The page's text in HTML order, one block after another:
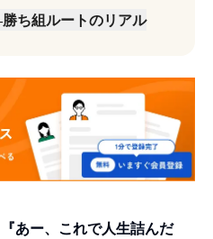
ち組ルートのリアル
あー、これで人生詰んだ